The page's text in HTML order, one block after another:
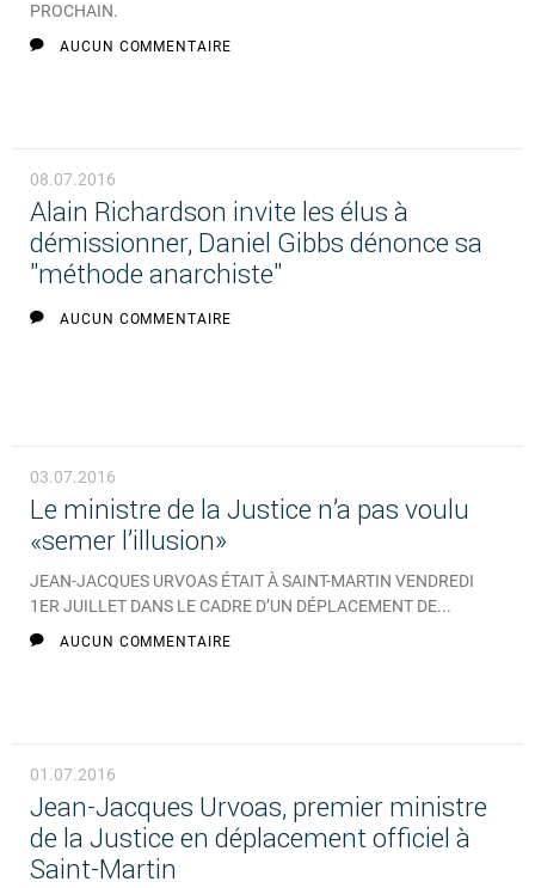
PROCHAIN.
AUCUN COMMENTAIRE
08.07.2016
Alain Richardson invite les élus à
démissionner, Daniel Gibbs dénonce sa
"méthode anarchiste"
AUCUN COMMENTAIRE
03.07.2016
Le ministre de la Justice n’a pas voulu
«semer l’illusion»
JEAN-JACQUES URVOAS ÉTAIT À SAINT-MARTIN VENDREDI
1ER JUILLET DANS LE CADRE D’UN DÉPLACEMENT DE...
AUCUN COMMENTAIRE
01.07.2016
Jean-Jacques Urvoas, premier ministre
de la Justice en déplacement officiel à
Saint-Martin